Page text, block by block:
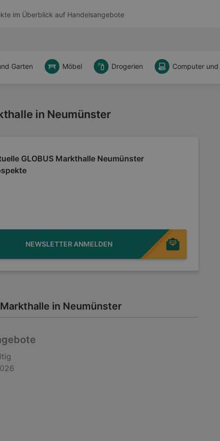
im Überblick auf Handelsangebote
Garten Möbel Drogerien Computer
in Neumünster
GLOBUS Markthalle Neumünster
NEWSLETTER ANMELDEN
in Neumünster